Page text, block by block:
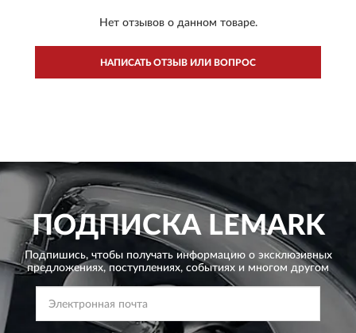
Нет отзывов о данном товаре.
НАПИСАТЬ ОТЗЫВ ИЛИ ВОПРОС
ПОДПИСКАLEMARK
Подпишись, чтобы получать информацию о эксклюзивных
предложениях, поступлениях, событиях и многом другом